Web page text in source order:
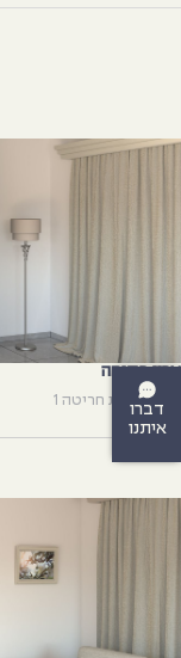
ארון פתיחה
דגם דלתות חריטה 1
דברו
איתנו